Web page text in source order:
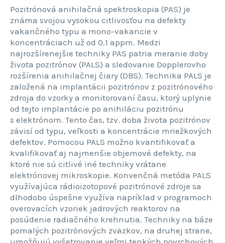
Pozitrónová anihilačná spektroskopia (PAS) je
známa svojou vysokou citlivosťou na defekty
vakančného typu a mono-vakancie v
koncentráciach už od 0.1 appm. Medzi
najrozšírenejšie techniky PAS patria meranie doby
života pozitrónov (PALS) a sledovanie Dopplerovho
rozšírenia anihilačnej čiary (DBS). Technika PALS je
založená na implantácii pozitrónov z pozitrónového
zdroja do vzorky a monitorovaní času, ktorý uplynie
od tejto implantácie po anihiláciu pozitrónu
s elektrónom. Tento čas, tzv. doba života pozitrónov
závisí od typu, veľkosti a koncentrácie mriežkových
defektov. Pomocou PALS možno kvantifikovať a
kvalifikovať aj najmenšie objemové defekty, na
ktoré nie sú citlivé iné techniky vrátane
elektrónovej mikroskopie. Konvenčná metóda PALS
využívajúca rádioizotopové pozitrónové zdroje sa
dlhodobo úspešne využíva napríklad v programoch
overovacích vzoriek jadrových reaktorov na
posúdenie radiačného krehnutia. Techniky na báze
pomalých pozitrónových zväzkov, na druhej strane,